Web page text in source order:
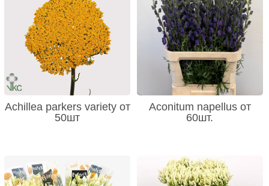
Achillea parkers variety от
50шт
Aconitum napellus от
60шт.